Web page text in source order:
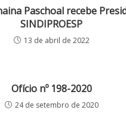
Paschoal recebe
SINDIPROESP
13 de abril de 2022
Ofício nº 198-2020
24 de setembro de 2020